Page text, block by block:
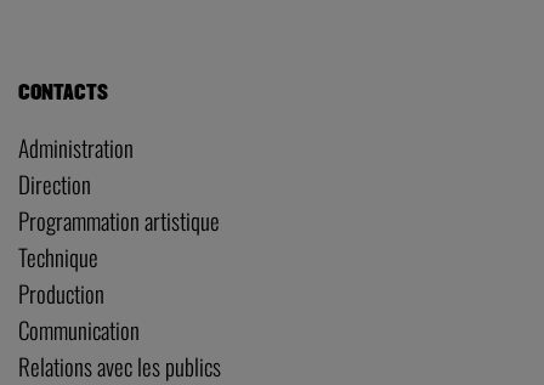
CONTACTS
Administration
Direction
Programmation artistique
Technique
Production
Communication
Relations avec les publics